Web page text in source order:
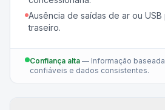
Ausência de saídas de ar ou
traseiro.
Confiança alta — Informação
confiáveis e dados consistentes.